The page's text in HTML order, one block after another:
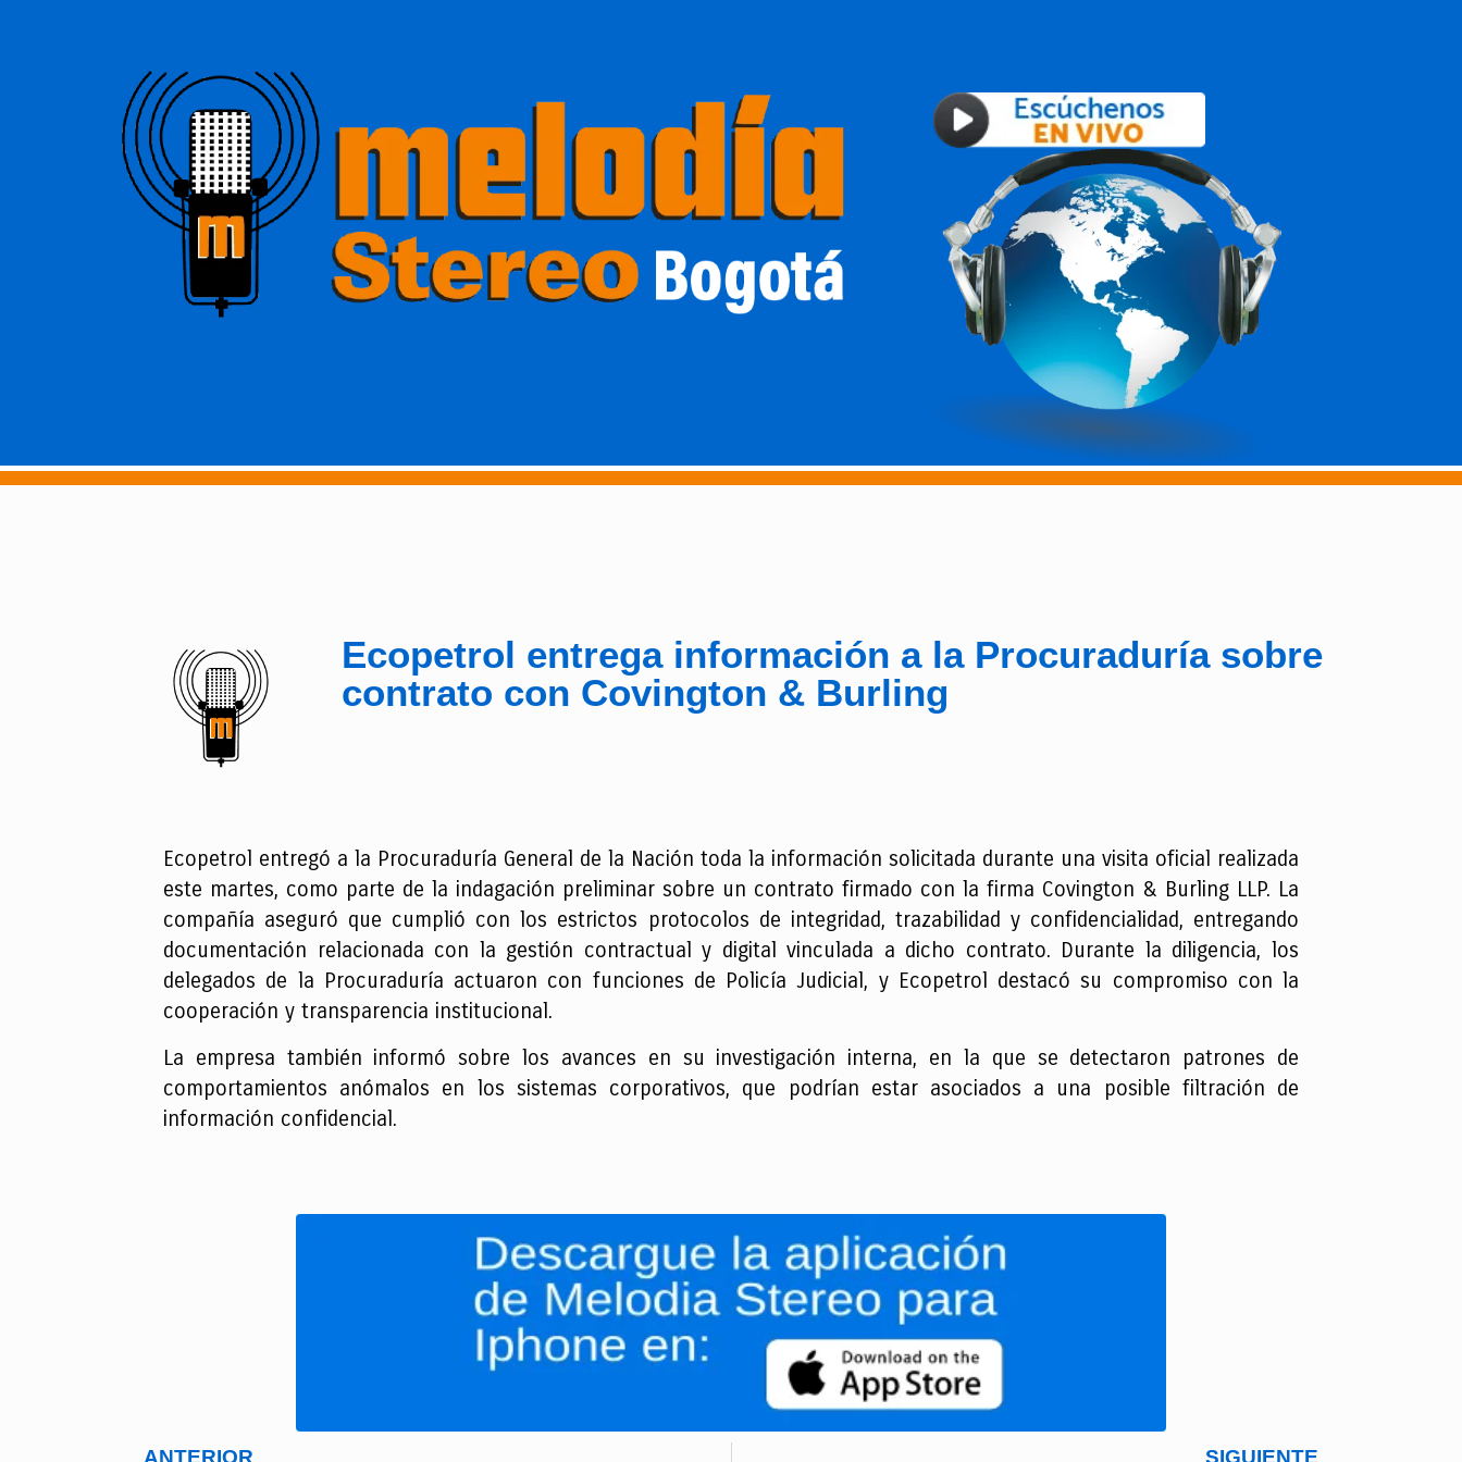
Ecopetrol entrega información a la Procuraduría sobre
contrato con Covington & Burling
Ecopetrol entregó a la Procuraduría General de la Nación toda la información solicitada durante una visita oficial realizada
este martes, como parte de la indagación preliminar sobre un contrato firmado con la firma Covington & Burling LLP. La
compañía aseguró que cumplió con los estrictos protocolos de integridad, trazabilidad y confidencialidad, entregando
documentación relacionada con la gestión contractual y digital vinculada a dicho contrato. Durante la diligencia, los
delegados de la Procuraduría actuaron con funciones de Policía Judicial, y Ecopetrol destacó su compromiso con la
cooperación y transparencia institucional.
La empresa también informó sobre los avances en su investigación interna, en la que se detectaron patrones de
comportamientos anómalos en los sistemas corporativos, que podrían estar asociados a una posible filtración de
información confidencial.